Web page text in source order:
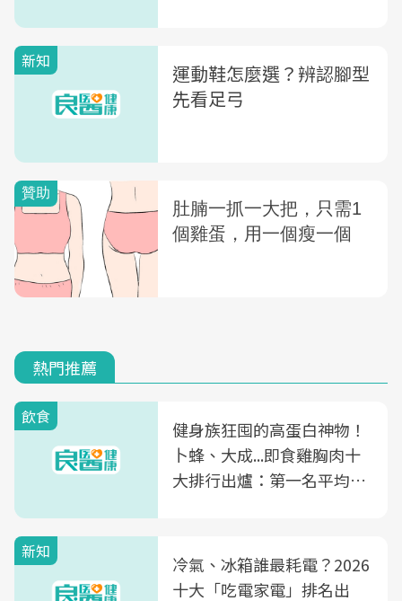
新知
運動鞋怎麼選？辨認腳型
先看足弓
熱門推薦
飲食
健身族狂囤的高蛋白神物！
卜蜂、大成...即食雞胸肉十
大排行出爐：第一名平均一
新知
冷氣、冰箱誰最耗電？2026
十大「吃電家電」排名出